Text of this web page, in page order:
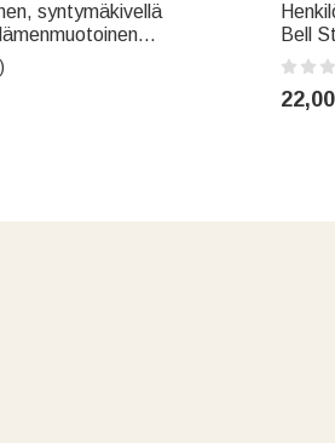
syntymäkivellä
avaimenperä, jossa on
kuukauden kunniaksi,
sopiva
Bell